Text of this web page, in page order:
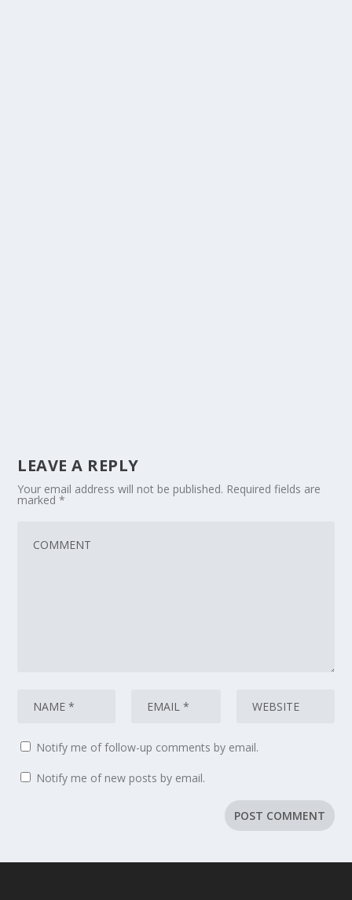
LEAVE A REPLY
Your email address will not be published. Required fields are
marked*
Notify me of follow-up comments by email.
Notify me of new posts by email.